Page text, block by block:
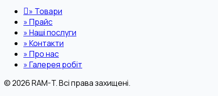
» Товари
»Прайс
»Наші послуги
»Контакти
»Про нас
»Галерея робіт
© 2026 RAM-T. Всі права захищені.